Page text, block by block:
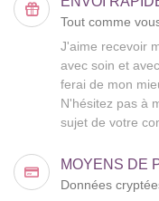
Tout comme
J'aime recevoir
avec soin et
ferai de mon
N'hésitez pas à
sujet de votre
MOYENS DE
Données